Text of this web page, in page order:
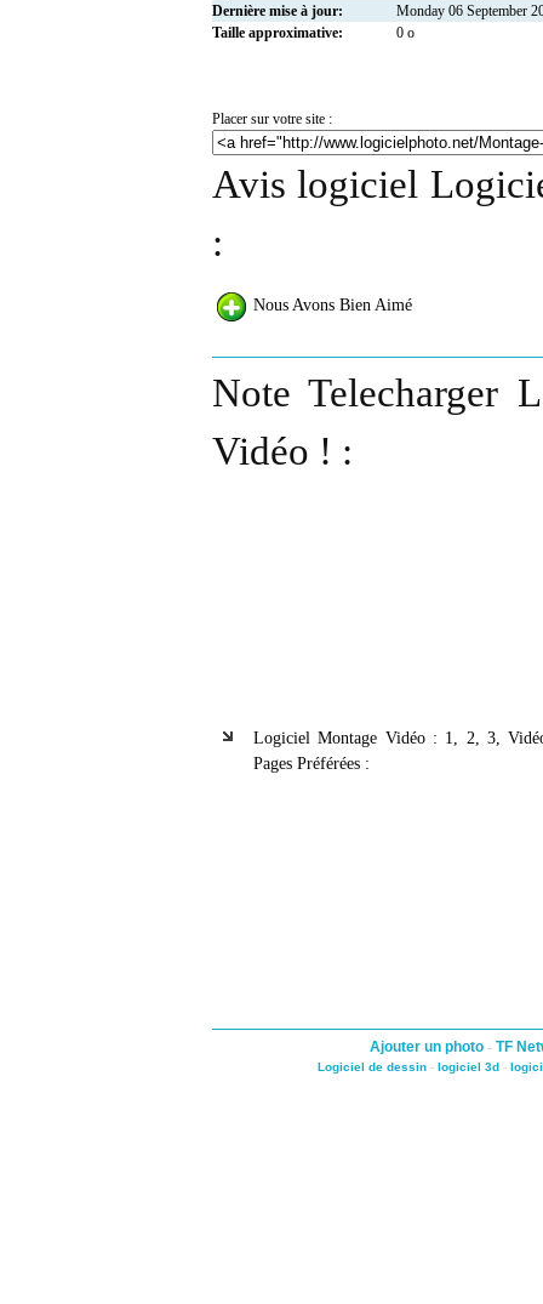
Dernière mise à jour:
Monday 06 September
Taille approximative:
0 o
Placer sur votre site :
Avis logiciel
:
Nous Avons Bien Aimé
Note Telecharger
Vidéo ! :
Logiciel Montage Vidéo : 1, 2, 3,
Pages Préférées :
Ajouter un photo - TF
Logiciel de dessin - logiciel 3d -